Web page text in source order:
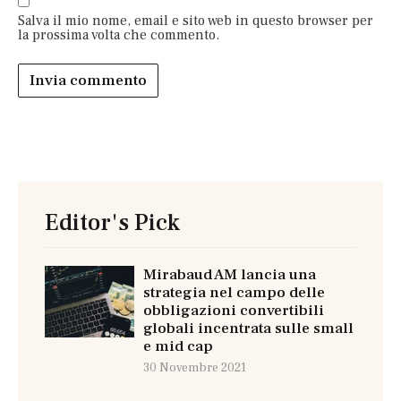
Salva il mio nome, email e sito web in questo browser per
la prossima volta che commento.
Editor's Pick
Mirabaud AM lancia una
strategia nel campo delle
obbligazioni convertibili
globali incentrata sulle small
e mid cap
30 Novembre 2021